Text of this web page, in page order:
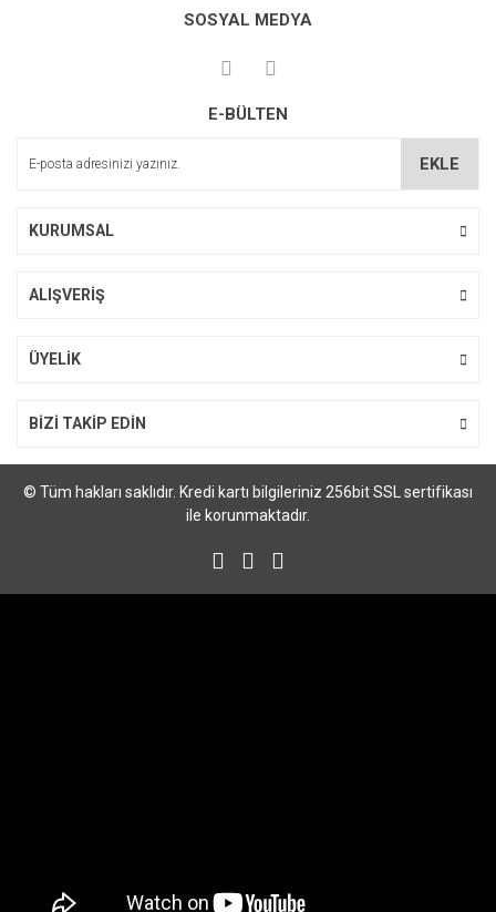
kullanarak tarafımıza iletebilirsiniz.
Görüş ve önerileriniz için teşekkür ederiz.
Ürün açıklamasında eksik bilgiler bulunuyor.
SOSYAL MEDYA
E-BÜLTEN
EKLE
KURUMSAL
ALIŞVERİŞ
ÜYELİK
BİZİ TAKİP EDİN
© Tüm hakları saklıdır. Kredi kartı bilgileriniz 256bit SSL sertifikası
ile korunmaktadır.